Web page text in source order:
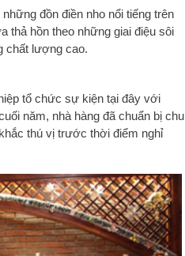
đồn điền nho nổi tiếng trên
thả hồn theo những giai điệu sôi
chất lượng cao.
tổ chức sự kiện tại đây với
năm, nhà hàng đã chuẩn bị chu
thú vị trước thời điểm nghỉ